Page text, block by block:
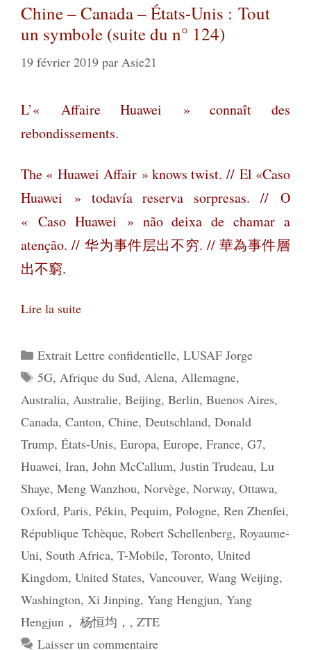
Chine – Canada – États-Unis : Tout
un symbole (suite du n° 124)
19 février 2019 par Asie21
L’« Affaire Huawei » connaît des
rebondissements.
The « Huawei Affair » knows twist. // El «Caso
Huawei » todavía reserva sorpresas. // O
« Caso Huawei » não deixa de chamar a
atenção. //华为事件层出不穷. // 華為事件層
出不窮.
Lire la suite
Catégories
Extrait Lettre confidentielle, LUSAF Jorge
Étiquettes
5G, Afrique du Sud, Alena, Allemagne,
Australia, Australie, Beijing, Berlin, Buenos Aires,
Canada, Canton, Chine, Deutschland, Donald
Trump, États-Unis, Europa, Europe, France, G7,
Huawei, Iran, John McCallum, Justin Trudeau, Lu
Shaye, Meng Wanzhou, Norvège, Norway, Ottawa,
Oxford, Paris, Pékin, Pequim, Pologne, Ren Zhenfei,
République Tchèque, Robert Schellenberg, Royaume-
Uni, South Africa, T-Mobile, Toronto, United
Kingdom, United States, Vancouver, Wang Weijing,
Washington, Xi Jinping, Yang Hengjun, Yang
Hengjun， 杨恒均， , ZTE
Laisser un commentaire